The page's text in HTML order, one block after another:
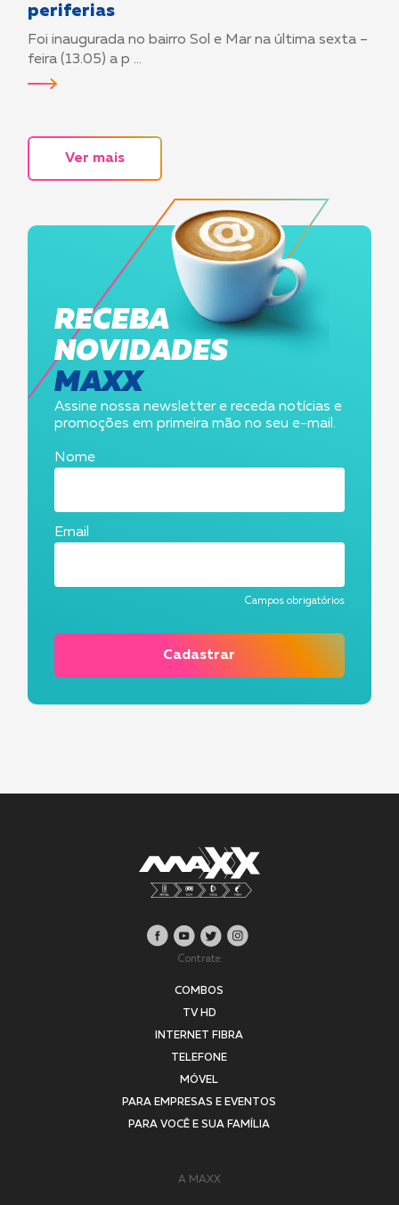
periferias
Foi inaugurada no bairro Sol e Mar na última sexta –
feira (13.05) a p ...
Ver mais
RECEBA
NOVIDADES
MAXX
Assine nossa newsletter e receda notícias e
promoções em primeira mão no seu e-mail.
Nome
Email
Campos obrigatórios
Cadastrar
Contrate
COMBOS
TV HD
INTERNET FIBRA
TELEFONE
MÓVEL
PARA EMPRESAS E EVENTOS
PARA VOCÊ E SUA FAMÍLIA
A MAXX